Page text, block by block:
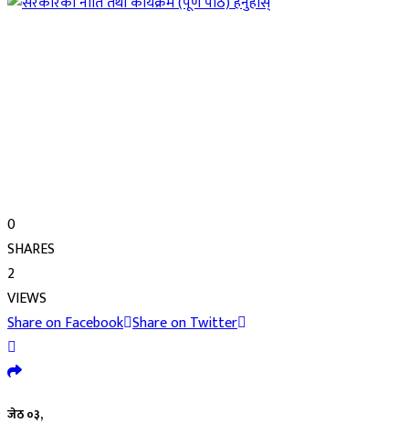
0
SHARES
2
VIEWS
Share on Facebook Share on Twitter
जेठ ०३,